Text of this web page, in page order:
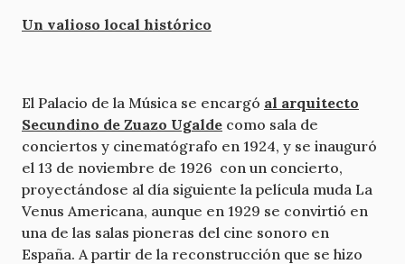
Un valioso local histórico
El Palacio de la Música se encargó al arquitecto
Secundino de Zuazo Ugalde como sala de
conciertos y cinematógrafo en 1924, y se inauguró
el 13 de noviembre de 1926 con un concierto,
proyectándose al día siguiente la película muda La
Venus Americana, aunque en 1929 se convirtió en
una de las salas pioneras del cine sonoro en
España. A partir de la reconstrucción que se hizo